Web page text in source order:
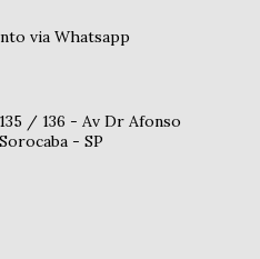
via Whatsapp
/ 136 - Av Dr Afonso
- SP